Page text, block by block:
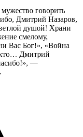
говорить
Дмитрий Назаров,
душой! Храни
смелому,
Вас Бог!», «Война
кто… Дмитрий
—